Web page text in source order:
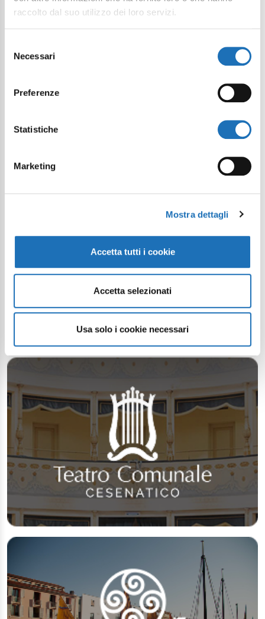
raccolto dal suo utilizzo dei loro servizi.
delNecessari
Preferenze
Statistiche
Marketing
Mostra dettagli
Accetta tutti i cookie
Accetta selezionati
Usa solo i cookie necessari